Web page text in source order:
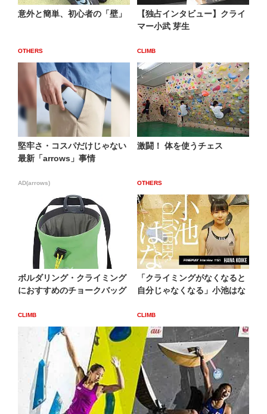
意外と簡単、初心者の「壁」
OTHERS
【独占インタビュー】クライ
マー小武 芽生
CLIMB
堅牢さ・コスパだけじゃない
最新「arrows」事情
AD(arrows)
激闘！ 体を使うチェス
OTHERS
ボルダリング・クライミング
におすすめのチョークバッグ
CLIMB
「クライミングがなくなると
自分じゃなくなる」小池はな
CLIMB